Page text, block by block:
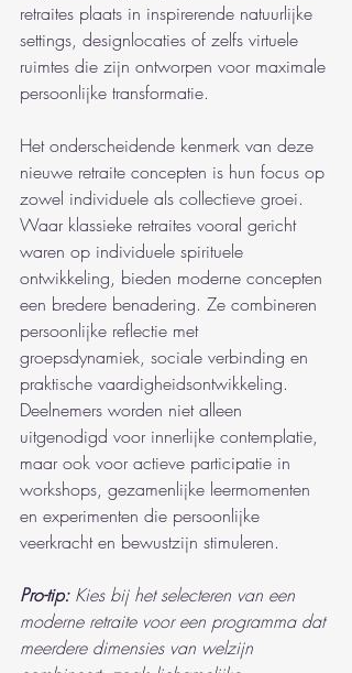
retraites plaats in inspirerende natuurlijke
settings, designlocaties of zelfs virtuele
ruimtes die zijn ontworpen voor maximale
persoonlijke transformatie.
Het onderscheidende kenmerk van deze
nieuwe retraite concepten is hun focus op
zowel individuele als collectieve groei.
Waar klassieke retraites vooral gericht
waren op individuele spirituele
ontwikkeling, bieden moderne concepten
een bredere benadering. Ze combineren
persoonlijke reflectie met
groepsdynamiek, sociale verbinding en
praktische vaardigheidsontwikkeling.
Deelnemers worden niet alleen
uitgenodigd voor innerlijke contemplatie,
maar ook voor actieve participatie in
workshops, gezamenlijke leermomenten
en experimenten die persoonlijke
veerkracht en bewustzijn stimuleren.
Pro-tip: Kies bij het selecteren van een
moderne retraite voor een programma dat
meerdere dimensies van welzijn